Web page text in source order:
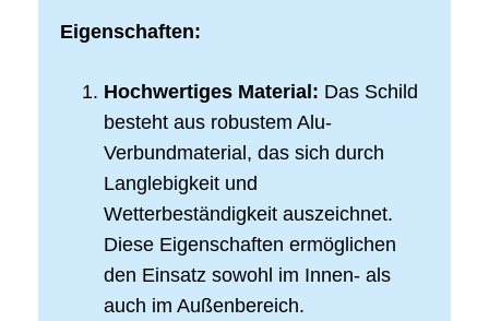
Eigenschaften:
Hochwertiges Material: Das Schild
besteht aus robustem Alu-
Verbundmaterial, das sich durch
Langlebigkeit und
Wetterbeständigkeit auszeichnet.
Diese Eigenschaften ermöglichen
den Einsatz sowohl im Innen- als
auch im Außenbereich.